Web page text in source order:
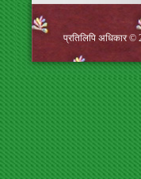
प्रतिलिपि अधिकार ©